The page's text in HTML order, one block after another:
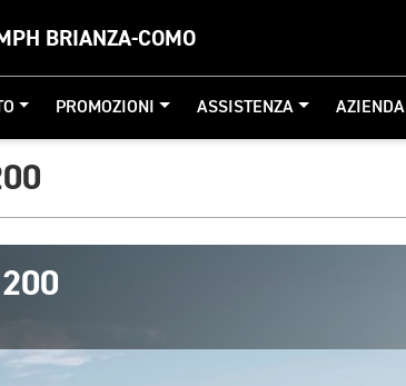
BRIANZA-COMO
PROMOZIONI ASSISTENZA AZIENDA